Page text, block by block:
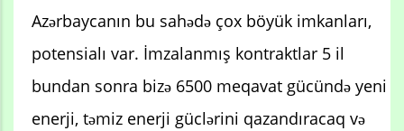
Azərbaycanın bu sahədə çox böyük imkanları,
potensialı var. İmzalanmış kontraktlar 5 il
bundan sonra bizə 6500 meqavat gücündə yeni
enerji, təmiz enerji güclərini qazandıracaq və